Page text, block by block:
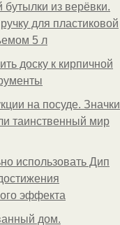
бутылки из верёвки.
для пластиковой
5 л
доску к кирпичной
на посуде. Значки
таинственный мир
использовать Дип
эффекта
дом.